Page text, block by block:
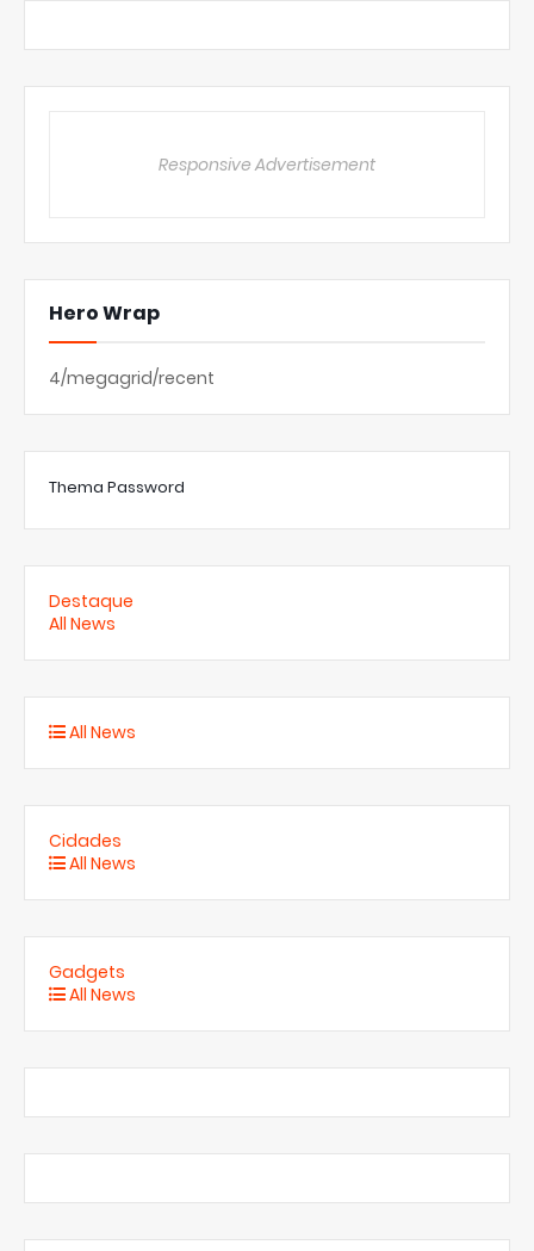
Responsive Advertisement
Hero Wrap
4/megagrid/recent
Thema Password
Destaque
All News
All News
Cidades
All News
Gadgets
All News